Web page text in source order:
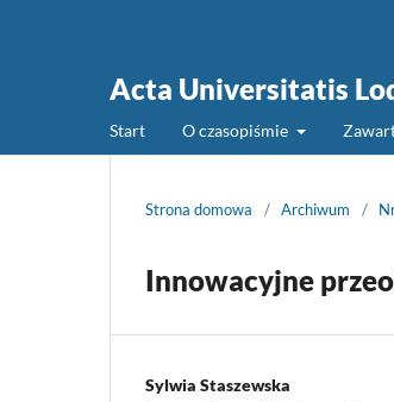
Acta Universitatis
Start O czasopiśmie
Strona domowa / Archiwum /
Innowacyjne
Sylwia Staszewska